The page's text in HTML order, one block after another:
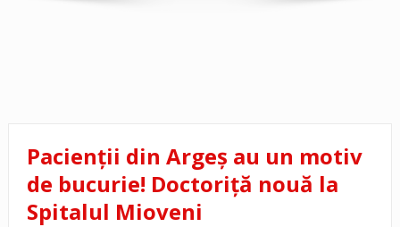
Pacienții din Argeș au un motiv
de bucurie! Doctoriță nouă la
Spitalul Mioveni